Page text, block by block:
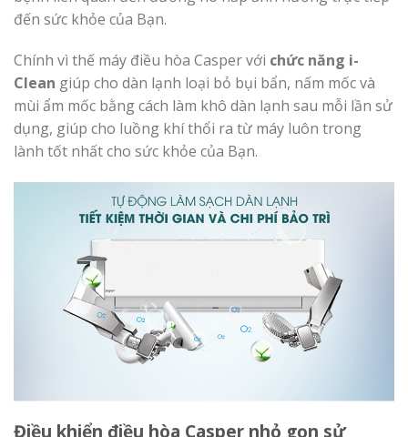
đến sức khỏe của Bạn.
Chính vì thế máy điều hòa Casper với chức năng i-
Clean giúp cho dàn lạnh loại bỏ bụi bẩn, nấm mốc và
mùi ẩm mốc bằng cách làm khô dàn lạnh sau mỗi lần sử
dụng, giúp cho luồng khí thổi ra từ máy luôn trong
lành tốt nhất cho sức khỏe của Bạn.
Điều khiển điều hòa Casper nhỏ gọn sử